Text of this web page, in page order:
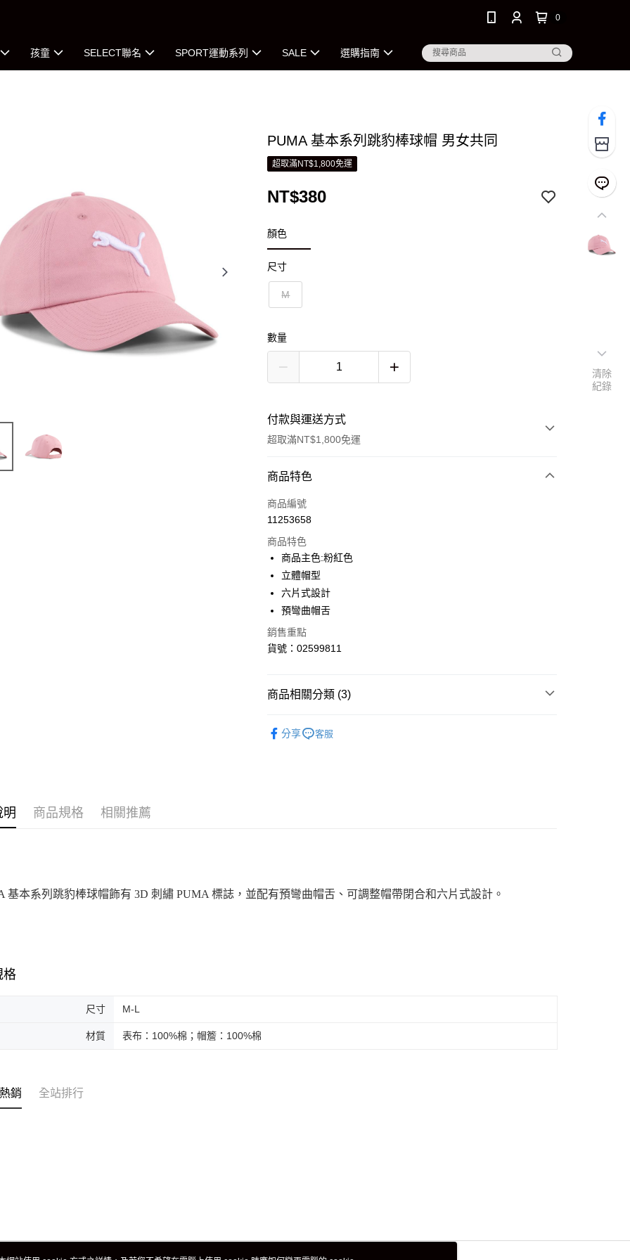
0
孩童 SELECT聯名 SPORT運動系列 SALE 選購指南
PUMA 基本系列跳豹棒球帽 男女共同
超取滿NT$1,800免運
NT$380
顏色
尺寸
M
數量
付款與運送方式
超取滿NT$1,800免運
付款方式
信用卡一次付款
Apple Pay
街口支付
悠遊付
Google Pay
運送方式
付款後全家取貨
商品特色
商品編號
11253658
商品特色
商品主色:粉紅色
立體帽型
六片式設計
預彎曲帽舌
銷售重點
貨號：02599811
商品相關分類 (3)
分享 客服
明 商品規格 相關推薦
基本系列跳豹棒球帽飾有 3D 刺繡 PUMA 標誌，並配有預彎曲帽舌、可調整帽帶閉合和六片式設計。
格
尺寸 M-L
材質 表布：100%棉；帽簷：100%棉
銷 全站排行
清除
紀錄